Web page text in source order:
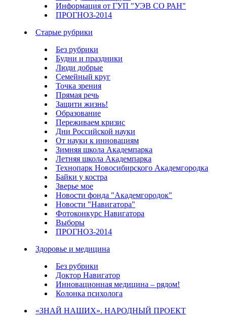
Информация от ГУП "УЭВ СО РАН"
ПРОГНОЗ-2014
Старые рубрики
Без рубрики
Будни и праздники
Люди добрые
Семейный круг
Точка зрения
Прямая речь
Защити жизнь!
Образование
Переживаем кризис
Дни Российской науки
От науки к инновациям
Зимняя школа Академпарка
Летняя школа Академпарка
Технопарк Новосибирского Академгородка
Байки у костра
Зверье мое
Новости фонда "Академгородок"
Новости "Навигатора"
Фотоконкурс Навигатора
Выборы
ПРОГНОЗ-2014
Здоровье и медицина
Без рубрики
Доктор Навигатор
Инновационная медицина – рядом!
Колонка психолога
«ЗНАЙ НАШИХ». НАРОДНЫЙ ПРОЕКТ